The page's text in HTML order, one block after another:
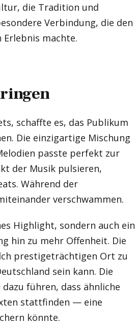
die Tradition und
Verbindung, die den
Erlebnis machte.
schaffte es, das Publikum
Die einzigartige Mischung
passte perfekt zur
der Musik pulsieren,
Während der
verschwammen.
Highlight, sondern auch ein
hin zu mehr Offenheit. Die
prestigeträchtigen Ort zu
sein kann. Die
führen, dass ähnliche
stattfinden — eine
könnte.